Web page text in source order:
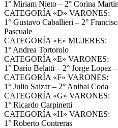
1° Miriam Nieto – 2° Corina
CATEGORÍA «D» VARONES:
1° Gustavo Caballieri – 2°
Pascuale
CATEGORÍA «E» MUJERES:
1° Andrea Tortorolo
CATEGORÍA «E» VARONES:
1° Darío Belatti – 2° Jorge Lopez
CATEGORÍA «F» VARONES:
1° Julio Saizar – 2° Anibal Coda
CATEGORÍA «G» VARONES:
1° Ricardo Carpinetti
CATEGORÍA «H» VARONES:
1° Roberto Contreras